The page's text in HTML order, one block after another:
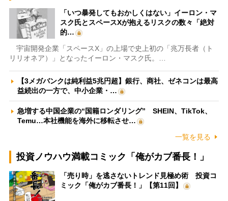
「いつ暴発してもおかしくはない」イーロン・マ
スク氏とスペースXが抱えるリスクの数々「絶対
的…
宇宙開発企業「スペースX」の上場で史上初の「兆万長者（ト
リリオネア）」となったイーロン・マスク氏。…
【3メガバンクは純利益5兆円超】銀行、商社、ゼネコンは最高
益続出の一方で、中小企業・…
急増する中国企業の“国籍ロンダリング” SHEIN、TikTok、
Temu…本社機能を海外に移転させ…
一覧を見る
投資ノウハウ満載コミック「俺がカブ番長！」
「売り時」を逃さないトレンド見極め術 投資コ
ミック「俺がカブ番長！」【第11回】